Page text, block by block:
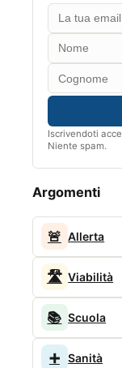
Iscrivendoti
Niente spam.
Argomenti
🚨 Allerta
🛣️ Viabilità
📚 Scuola
➕ Sanità